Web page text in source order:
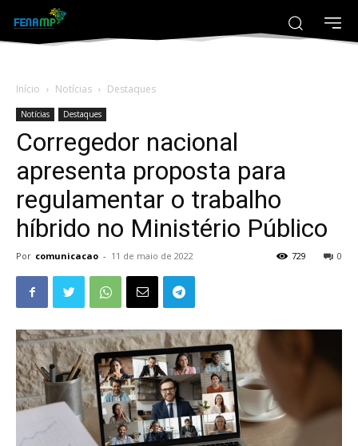
Início Notícias Destaques
Notícias Destaques
Corregedor nacional
apresenta proposta para
regulamentar o trabalho
híbrido no Ministério Público
Por comunicacao - 11 de maio de 2022 0
729